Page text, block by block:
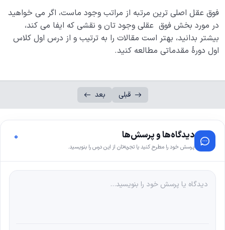
فوق عقل اصلی ترین مرتبه از مراتب وجود ماست، اگر می خواهید
در مورد بخش فوق عقلی وجود تان و نقشی که ایفا می کند،
بیشتر بدانید، بهتر است مقالات را به ترتیب و از درس اول کلاس
اول دورۀ مقدماتی مطالعه کنید.
قبلی بعد
دیدگاه‌ها و پرسش‌ها
پرسش خود را مطرح کنید یا تجربه‌تان از این درس را بنویسید.
0